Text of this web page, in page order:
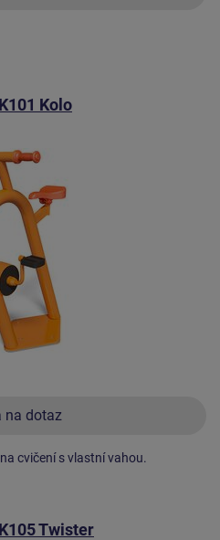
Kolo
na dotaz
cvičení s vlastní vahou.
Twister